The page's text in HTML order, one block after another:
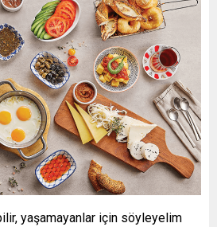
yaşamayanlar için söyleyelim